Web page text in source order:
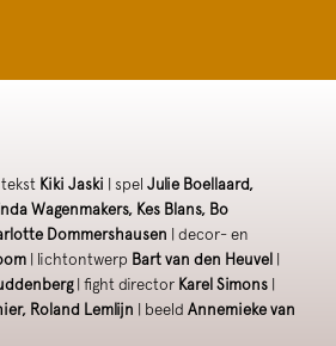
| tekst Kiki Jaski | spel Julie Boellaard,
Wagenmakers, Kes Blans, Bo
Dommershausen | decor- en
| lichtontwerp Bart van den Heuvel
| fight director Karel Simons
Roland Lemlijn | beeld Annemieke van